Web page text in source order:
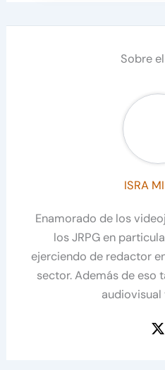
Sobre
ISRA
Enamorado de los
los JRPG en
ejerciendo de redactor
sector. Además de eso
audiovisual